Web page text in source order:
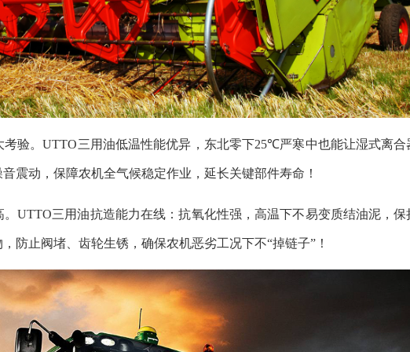
考验。UTTO三用油低温性能优异，东北零下25℃严寒中也能让湿式离
震动，保障农机全气候稳定作业，延长关键部件寿命！
。UTTO三用油抗造能力在线：抗氧化性强，高温下不易变质结油泥，
防止阀堵、齿轮生锈，确保农机恶劣工况下不“掉链子” ！